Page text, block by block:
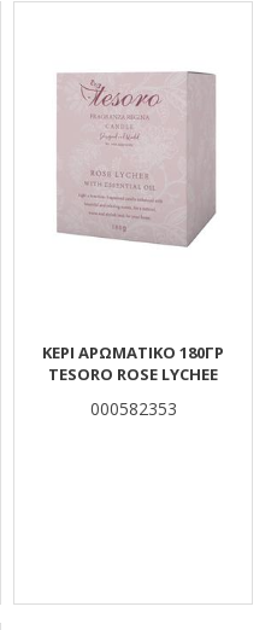
ΚΕΡΙ ΑΡΩΜΑΤΙΚΟ 180ΓΡ
TESORO ROSE LYCHEE
000582353